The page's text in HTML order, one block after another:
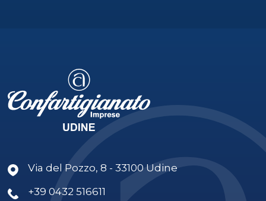
Via del Pozzo, 8 - 33100 Udine
+39 0432 516611